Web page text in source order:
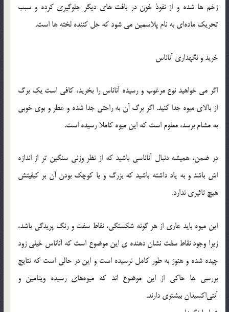
زخم‌ ها شده و از نفوذ خون در بافت‌ های دیگر جلوگیری كرده و سبب
تحریک ماده‌ای به نام پلاسمین می‌ شود که حل ‌كننده لخته‌ ها است.
خرید و نگهداری آناناس
اگر می‌ خواهید نوع مرغوب و رسیده آناناس را بخرید، کافی است یک برگ
از بالای میوه جدا کنید. اگر برگ آن به راحتی جدا ‌شده و عطر و بوی خوبی
به مشام برسد، معلوم است که این میوه کاملا رسیده است.
در ضمن، همیشه دنبال آناناسی باشید که از نظر وزنی سنگین ‌تر از اندازه‌
اش باشد و به یاد داشته باشید كه بزرگ و یا كوچك بودن آن بر كیفیتش
هیچ تاثیری ندارد.
این میوه باید عاری از هر گونه شکستگی، نقاط سفت و رنگ پریدگی باشد،
زیرا وجود نقاط سفت نشان دهنده ی این موضوع است كه آناناس خیلی زود
چیده شده و هنوز به طور كامل نرسیده است و این در حالی است كه نتایج
بررسی‌ ها حاكی از این موضوع ‌اند كه میوه‌های رسیده ویتامین و
آنتی‌اكسیدان بیشتری دارند.